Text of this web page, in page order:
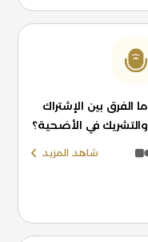
ما الفرق بين الإشتراك
والتشريك في الأضحية؟
شاهد المزيد